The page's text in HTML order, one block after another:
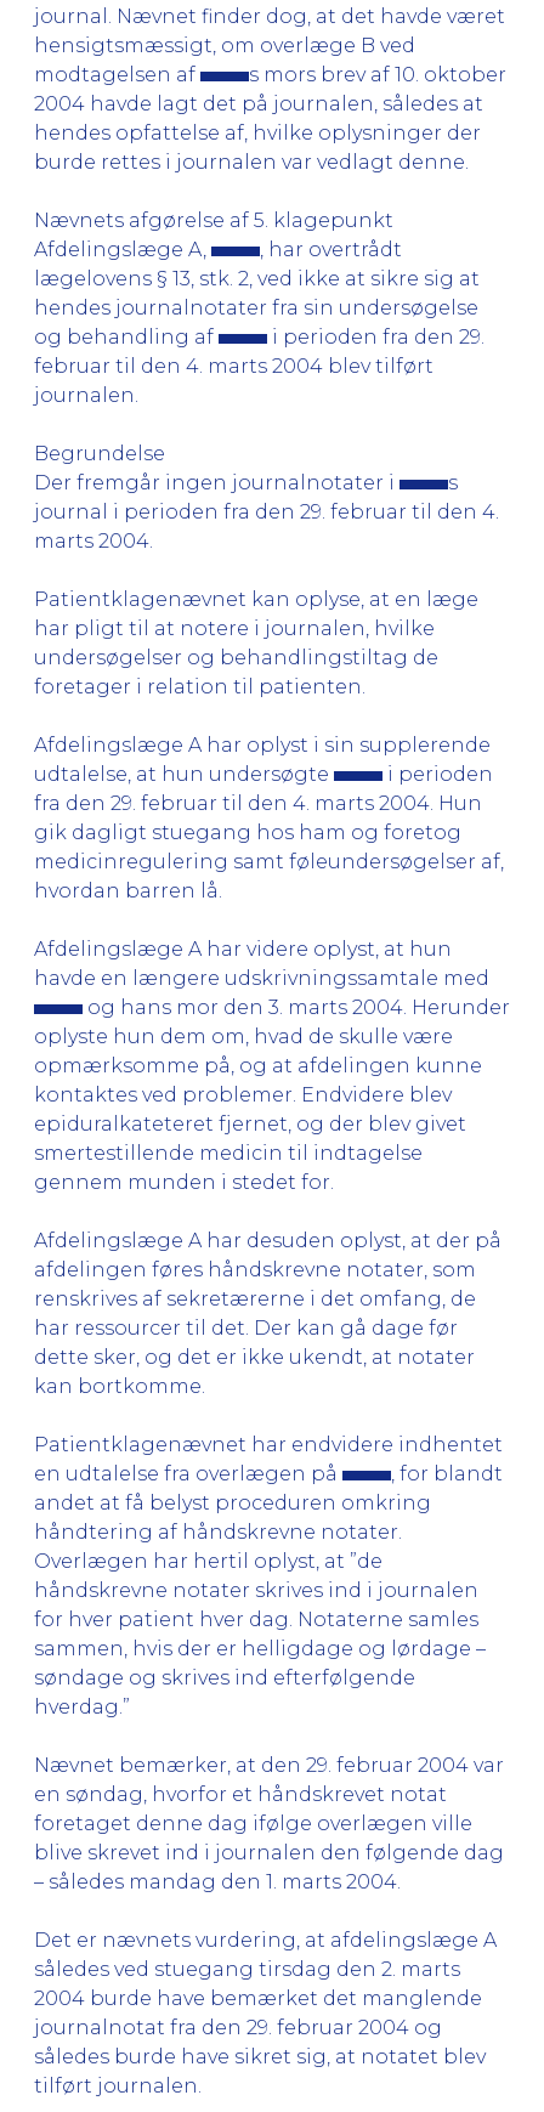
journal. Nævnet finder dog, at det havde været
hensigtsmæssigt, om overlæge B ved
modtagelsen af
s mors brev af 10. oktober
2004 havde lagt det på journalen, således at
hendes opfattelse af, hvilke oplysninger der
burde rettes i journalen var vedlagt denne.
Nævnets afgørelse af 5. klagepunkt
Afdelingslæge A,
, har overtrådt
lægelovens § 13, stk. 2, ved ikke at sikre sig at
hendes journalnotater fra sin undersøgelse
og behandling af
i perioden fra den 29.
februar til den 4. marts 2004 blev tilført
journalen.
Begrundelse
Der fremgår ingen journalnotater i
s
journal i perioden fra den 29. februar til den 4.
marts 2004.
Patientklagenævnet kan oplyse, at en læge
har pligt til at notere i journalen, hvilke
undersøgelser og behandlingstiltag de
foretager i relation til patienten.
Afdelingslæge A har oplyst i sin supplerende
udtalelse, at hun undersøgte
i perioden
fra den 29. februar til den 4. marts 2004. Hun
gik dagligt stuegang hos ham og foretog
medicinregulering samt føleundersøgelser af,
hvordan barren lå.
Afdelingslæge A har videre oplyst, at hun
havde en længere udskrivningssamtale med
og hans mor den 3. marts 2004. Herunder
oplyste hun dem om, hvad de skulle være
opmærksomme på, og at afdelingen kunne
kontaktes ved problemer. Endvidere blev
epiduralkateteret fjernet, og der blev givet
smertestillende medicin til indtagelse
gennem munden i stedet for.
Afdelingslæge A har desuden oplyst, at der på
afdelingen føres håndskrevne notater, som
renskrives af sekretærerne i det omfang, de
har ressourcer til det. Der kan gå dage før
dette sker, og det er ikke ukendt, at notater
kan bortkomme.
Patientklagenævnet har endvidere indhentet
en udtalelse fra overlægen på
, for blandt
andet at få belyst proceduren omkring
håndtering af håndskrevne notater.
Overlægen har hertil oplyst, at ”de
håndskrevne notater skrives ind i journalen
for hver patient hver dag. Notaterne samles
sammen, hvis der er helligdage og lørdage –
søndage og skrives ind efterfølgende
hverdag.”
Nævnet bemærker, at den 29. februar 2004 var
en søndag, hvorfor et håndskrevet notat
foretaget denne dag ifølge overlægen ville
blive skrevet ind i journalen den følgende dag
– således mandag den 1. marts 2004.
Det er nævnets vurdering, at afdelingslæge A
således ved stuegang tirsdag den 2. marts
2004 burde have bemærket det manglende
journalnotat fra den 29. februar 2004 og
således burde have sikret sig, at notatet blev
tilført journalen.